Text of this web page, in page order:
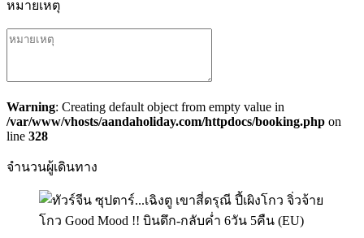
หมายเหตุ
Warning: Creating default object from empty value in
/var/www/vhosts/aandaholiday.com/httpdocs/booking.php on
line 328
จำนวนผู้เดินทาง